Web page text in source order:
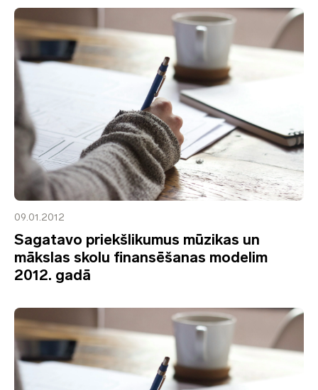
09.01.2012
Sagatavo priekšlikumus mūzikas un
mākslas skolu finansēšanas modelim
2012. gadā